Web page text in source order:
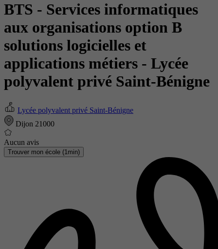
BTS - Services informatiques
aux organisations option B
solutions logicielles et
applications métiers - Lycée
polyvalent privé Saint-Bénigne
Lycée polyvalent privé Saint-Bénigne
Dijon 21000
Aucun avis
Trouver mon école (1min)